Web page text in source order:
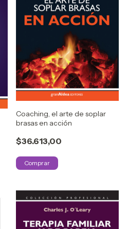
Coaching, el arte de soplar
brasas en acción
$36.613,00